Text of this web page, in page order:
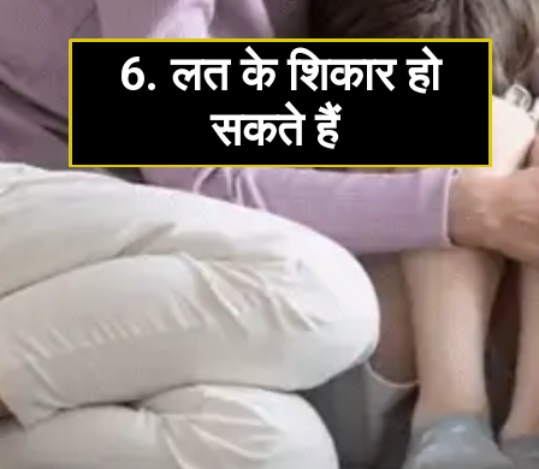
6. लत के शिकार हो
सकते हैं